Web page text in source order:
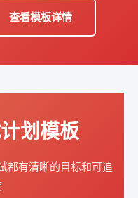
查看模板详情
划模板
都有清晰的目标和可追